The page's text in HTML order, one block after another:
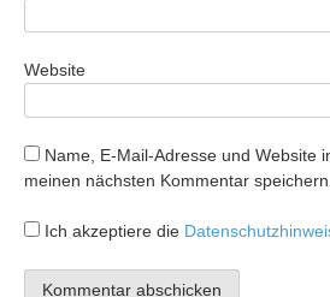
Website
Name, E-Mail-Adresse und Website
meinen nächsten Kommentar
Ich akzeptiere die